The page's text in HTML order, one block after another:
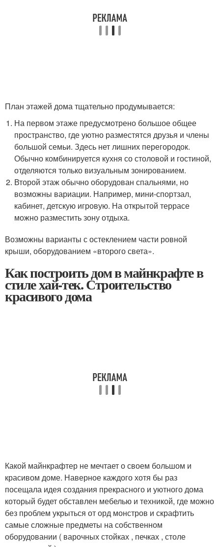
План этажей дома тщательно продумывается:
На первом этаже предусмотрено большое общее
пространство, где уютно разместятся друзья и члены
большой семьи. Здесь нет лишних перегородок.
Обычно комбинируется кухня со столовой и гостиной,
отделяются только визуальным зонированием.
Второй этаж обычно оборудован спальнями, но
возможны вариации. Например, мини-спортзал,
кабинет, детскую игровую. На открытой террасе
можно разместить зону отдыха.
Возможны варианты с остеклением части ровной
крыши, оборудованием «второго света».
Как построить дом в майнкрафте в
стиле хай-тек. Строительство
красивого дома
Какой майнкрафтер не мечтает о своем большом и
красивом доме. Наверное каждого хотя бы раз
посещала идея создания прекрасного и уютного дома
который будет обставлен мебелью и техникой, где можно
без проблем укрыться от орд монстров и скрафтить
самые сложные предметы на собственном
оборудовании ( варочных стойках , печках , столе